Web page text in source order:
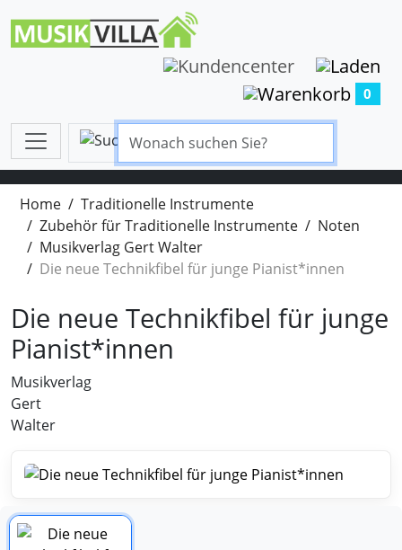
0
Home
Traditionelle Instrumente
Zubehör für Traditionelle Instrumente
Noten
Musikverlag Gert Walter
Die neue Technikfibel für junge Pianist*innen
Die neue Technikfibel für junge
Pianist*innen
Musikverlag
Gert
Walter